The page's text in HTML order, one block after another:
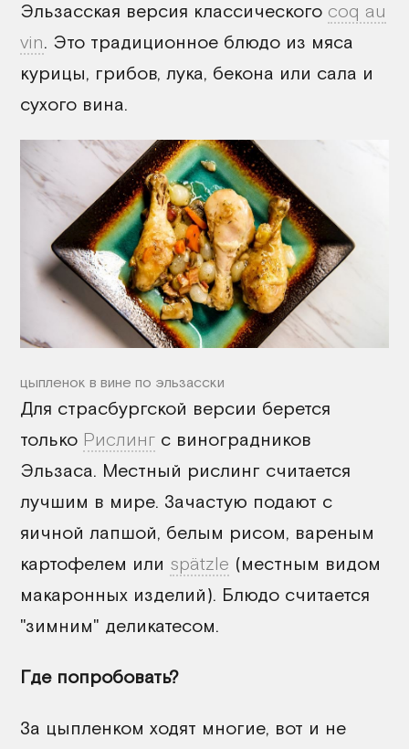
Эльзасская версия классического coq au
vin. Это традиционное блюдо из мяса
курицы, грибов, лука, бекона или сала и
сухого вина.
цыпленок в вине по эльзасски
Для страсбургской версии берется
только Рислинг с виноградников
Эльзаса. Местный рислинг считается
лучшим в мире. Зачастую подают с
яичной лапшой, белым рисом, вареным
картофелем или spätzle (местным видом
макаронных изделий). Блюдо считается
"зимним" деликатесом.
Где попробовать?
За цыпленком ходят многие, вот и не